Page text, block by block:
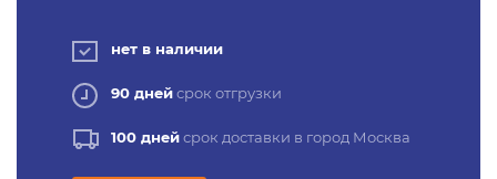
нет в наличии
90 днейсрок отгрузки
100 днейсрок доставки в город Москва